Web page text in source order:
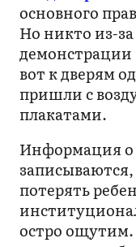
основного
Но никто из-за
вот к дверям
пришли с
плакатами.
Информация о
потерять
остро